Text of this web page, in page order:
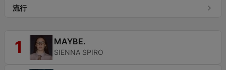
流行
1 MAYBE.
SIENNA SPIRO